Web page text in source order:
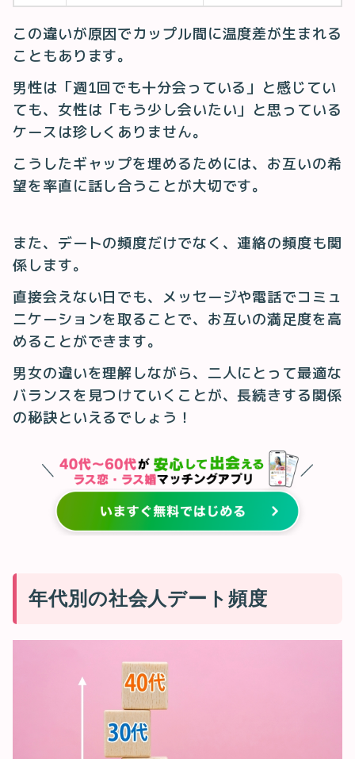
この違いが原因でカップル間に温度差が生まれる
こともあります。
男性は「週1回でも十分会っている」と感じてい
ても、女性は「もう少し会いたい」と思っている
ケースは珍しくありません。
こうしたギャップを埋めるためには、お互いの希
望を率直に話し合うことが大切です。
また、デートの頻度だけでなく、連絡の頻度も関
係します。
直接会えない日でも、メッセージや電話でコミュ
ニケーションを取ることで、お互いの満足度を高
めることができます。
男女の違いを理解しながら、二人にとって最適な
バランスを見つけていくことが、長続きする関係
の秘訣といえるでしょう！
年代別の社会人デート頻度